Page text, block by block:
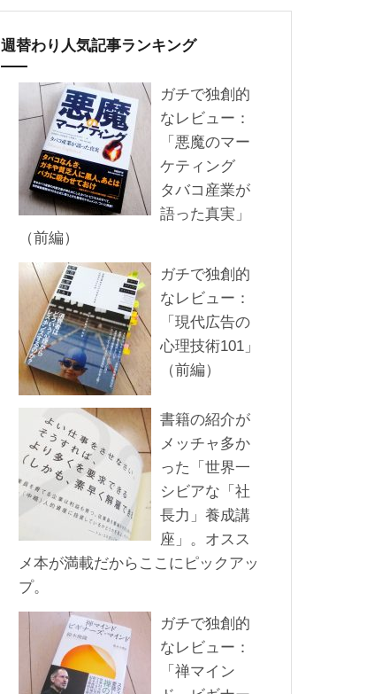
週替わり人気記事ランキング
ガチで独創的
なレビュー：
「悪魔のマー
ケティング
タバコ産業が
語った真実」
（前編）
ガチで独創的
なレビュー：
「現代広告の
心理技術101」
（前編）
書籍の紹介が
メッチャ多か
った「世界一
シビアな「社
長力」養成講
座」。オスス
メ本が満載だからここにピックアッ
プ。
ガチで独創的
なレビュー：
「禅マイン